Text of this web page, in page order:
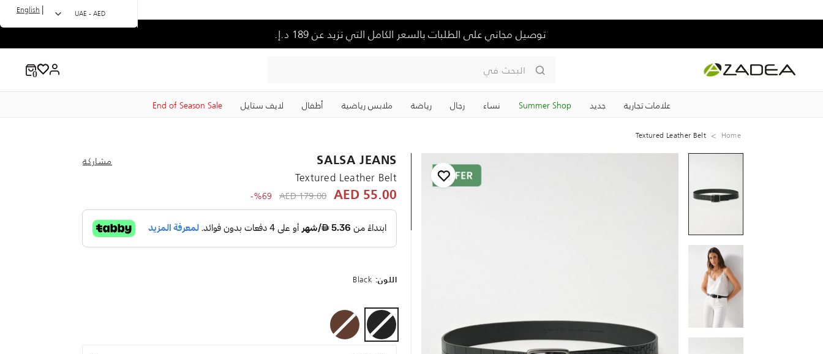
توصيل مجاني على الطلبات بالسعر الكامل التي تزيد عن 189 د.إ.
البحث في
علامات تجارية جديد Summer Shop نساء رجال رياضة ملابس رياضية ‏أطفال لايف ستايل End of Season Sale
UAE - AED
|
English
Home
Textured Leather Belt
SALSA JEANS مشاركة
Textured Leather Belt
55.00 AED
Price reduced from
179.00 AED
to 55.00 AED
%69-
اللون: Black
selected